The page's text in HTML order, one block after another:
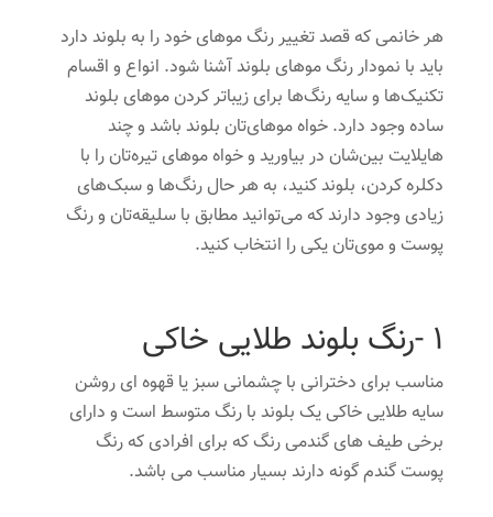
هر خانمی که قصد تغییر رنگ موهای خود را به بلوند دارد
باید با نمودار رنگ موهای بلوند آشنا شود. انواع و اقسام
تکنیک‌ها و سایه رنگ‌ها برای زیباتر کردن موهای بلوند
ساده وجود دارد. خواه موهای‌تان بلوند باشد و چند
هایلایت بین‌شان در بیاورید و خواه موهای تیره‌تان را با
دکلره کردن، بلوند کنید، به هر حال رنگ‌ها و سبک‌های
زیادی وجود دارند که می‌توانید مطابق با سلیقه‌تان و رنگ
پوست و موی‌تان یکی را انتخاب کنید.
1 -رنگ بلوند طلایی خاکی
مناسب برای دخترانی با چشمانی سبز یا قهوه ای روشن
سایه طلایی خاکی یک بلوند با رنگ متوسط است و دارای
برخی طیف های گندمی رنگ که برای افرادی که رنگ
پوست گندم گونه دارند بسیار مناسب می باشد.